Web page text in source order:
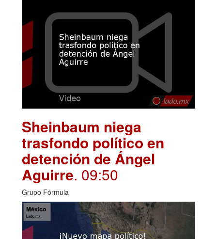
Sheinbaum niega
trasfondo político en
detención de Ángel
Aguirre. 09:50
Grupo Fórmula